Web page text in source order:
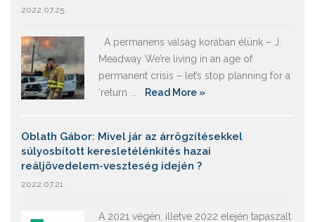
2022.07.25.
A permanens válság korában élünk – J.
Meadway We’re living in an age of
permanent crisis – let’s stop planning for a
‘return ...
Read More »
Oblath Gábor: Mivel jár az árrögzítésekkel
súlyosbított keresletélénkítés hazai
reáljövedelem-veszteség idején ?
2022.07.21.
A 2021 végén, illetve 2022 elején tapaszalt